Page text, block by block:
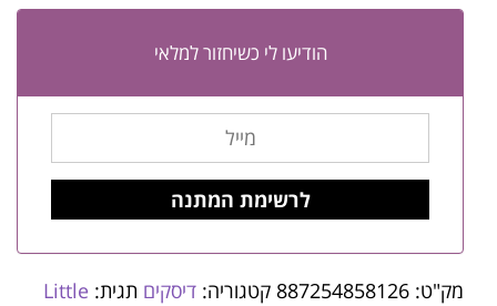
הודיעו לי כשיחזור למלאי
מק"ט: 887254858126 קטגוריה: דיסקים תגית: Little